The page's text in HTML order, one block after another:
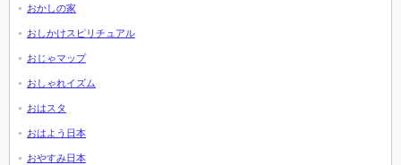
おかしの家
おしかけスピリチュアル
おじゃマップ
おしゃれイズム
おはスタ
おはよう日本
おやすみ日本